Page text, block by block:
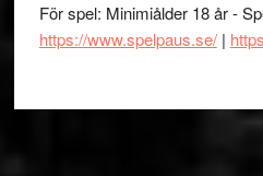
För spel: Minimiålder 18 år -
https://www.spelpaus.se/|